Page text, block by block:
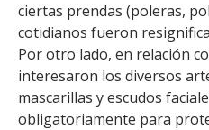
ciertas prendas (poleras,
cotidianos fueron
Por otro lado, en relación
interesaron los diversos
mascarillas y escudos
obligatoriamente para